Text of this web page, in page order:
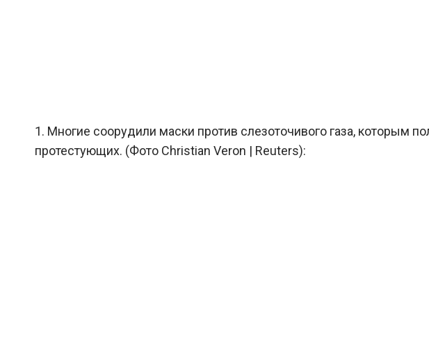
1. Многие соорудили маски против слезоточивого газа, которым
протестующих. (Фото Christian Veron | Reuters):